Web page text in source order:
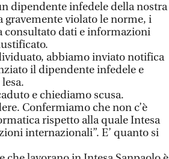
dipendente infedele della nostra
violato le norme, i
consultato dati e informazioni
abbiamo inviato notifica
il dipendente infedele e
e chiediamo scusa.
Confermiamo che non c’è
rispetto alla quale Intesa
internazionali”. E’ quanto si